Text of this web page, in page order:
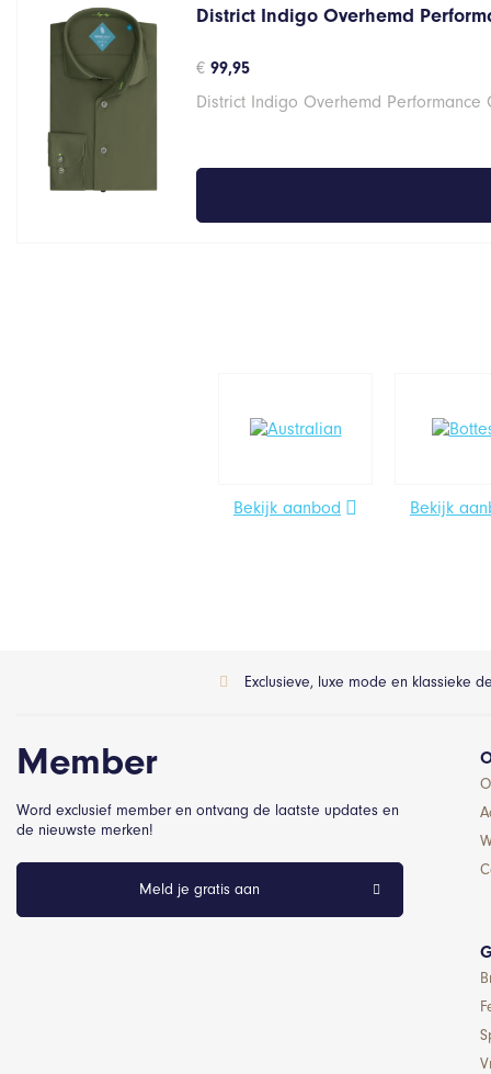
District Indigo Overhemd
€ 99,95
District Indigo Overhemd Performance
Bekijk aanbod Bekijk
Exclusieve, luxe mode en klassieke
Member
Word exclusief member en ontvang de laatste updates en
de nieuwste merken!
Meld je gratis aan